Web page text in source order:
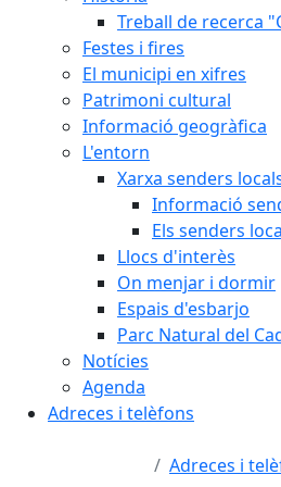
Treball de recerca
Festes i fires
El municipi en xifres
Patrimoni cultural
Informació geogràfica
L'entorn
Xarxa senders
Informació
Els senders
Llocs d'interès
On menjar i dormir
Espais d'esbarjo
Parc Natural del
Notícies
Agenda
Adreces i telèfons
Adreces i